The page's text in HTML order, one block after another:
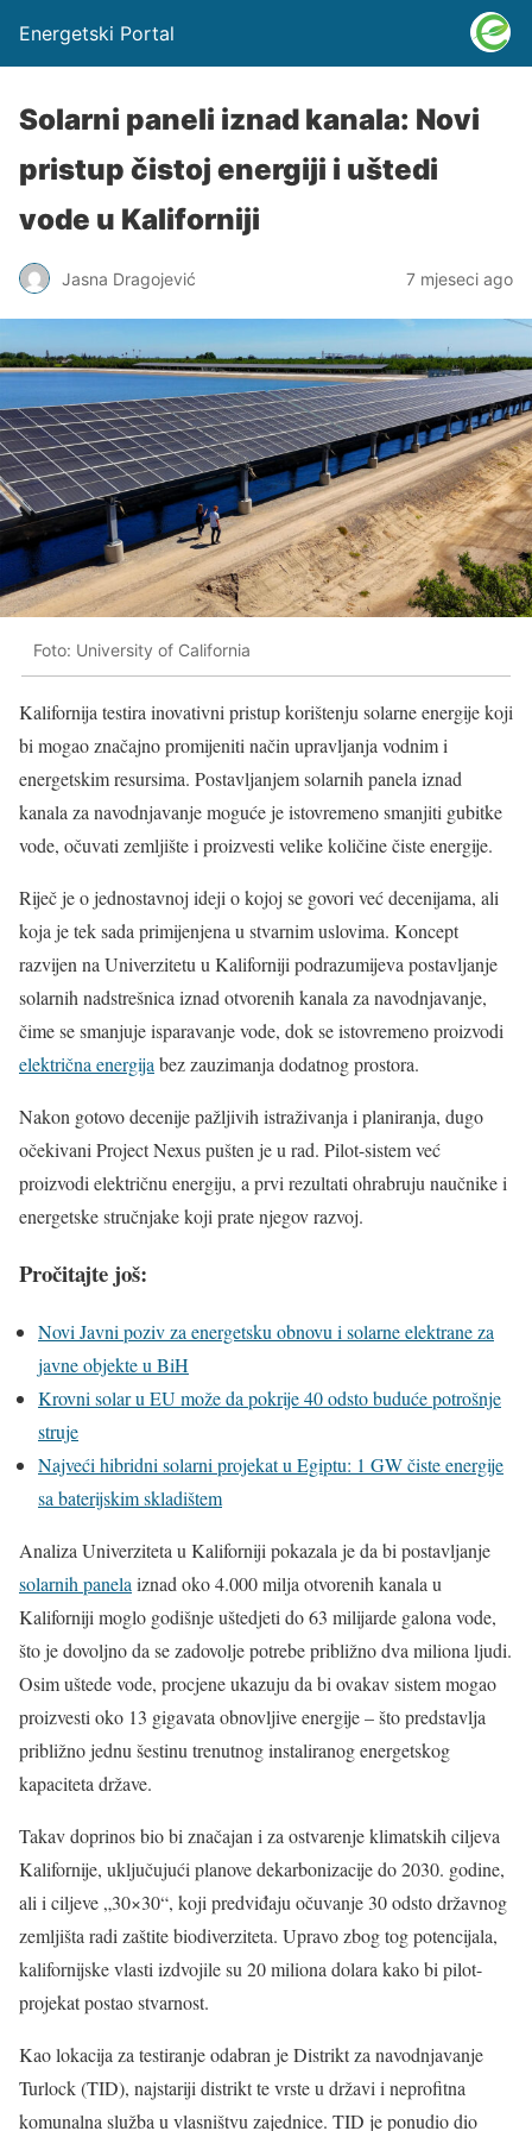
Energetski Portal
Solarni paneli iznad kanala: Novi
pristup čistoj energiji i uštedi
vode u Kaliforniji
Jasna Dragojević 7 mjeseci ago
Foto: University of California
Kalifornija testira inovativni pristup korištenju solarne energije koji
bi mogao značajno promijeniti način upravljanja vodnim i
energetskim resursima. Postavljanjem solarnih panela iznad
kanala za navodnjavanje moguće je istovremeno smanjiti gubitke
vode, očuvati zemljište i proizvesti velike količine čiste energije.
Riječ je o jednostavnoj ideji o kojoj se govori već decenijama, ali
koja je tek sada primijenjena u stvarnim uslovima. Koncept
razvijen na Univerzitetu u Kaliforniji podrazumijeva postavljanje
solarnih nadstrešnica iznad otvorenih kanala za navodnjavanje,
čime se smanjuje isparavanje vode, dok se istovremeno proizvodi
električna energija bez zauzimanja dodatnog prostora.
Nakon gotovo decenije pažljivih istraživanja i planiranja, dugo
očekivani Project Nexus pušten je u rad. Pilot-sistem već
proizvodi električnu energiju, a prvi rezultati ohrabruju naučnike i
energetske stručnjake koji prate njegov razvoj.
Pročitajte još:
Novi Javni poziv za energetsku obnovu i solarne elektrane za
javne objekte u BiH
Krovni solar u EU može da pokrije 40 odsto buduće potrošnje
struje
Najveći hibridni solarni projekat u Egiptu: 1 GW čiste energije
sa baterijskim skladištem
Analiza Univerziteta u Kaliforniji pokazala je da bi postavljanje
solarnih panelaiznad oko 4.000 milja otvorenih kanala u
Kaliforniji moglo godišnje uštedjeti do 63 milijarde galona vode,
što je dovoljno da se zadovolje potrebe približno dva miliona ljudi.
Osim uštede vode, procjene ukazuju da bi ovakav sistem mogao
proizvesti oko 13 gigavata obnovljive energije – što predstavlja
približno jednu šestinu trenutnog instaliranog energetskog
kapaciteta države.
Takav doprinos bio bi značajan i za ostvarenje klimatskih ciljeva
Kalifornije, uključujući planove dekarbonizacije do 2030. godine,
ali i ciljeve „30×30“, koji predviđaju očuvanje 30 odsto državnog
zemljišta radi zaštite biodiverziteta. Upravo zbog tog potencijala,
kalifornijske vlasti izdvojile su 20 miliona dolara kako bi pilot-
projekat postao stvarnost.
Kao lokacija za testiranje odabran je Distrikt za navodnjavanje
Turlock (TID), najstariji distrikt te vrste u državi i neprofitna
komunalna služba u vlasništvu zajednice. TID je ponudio dio